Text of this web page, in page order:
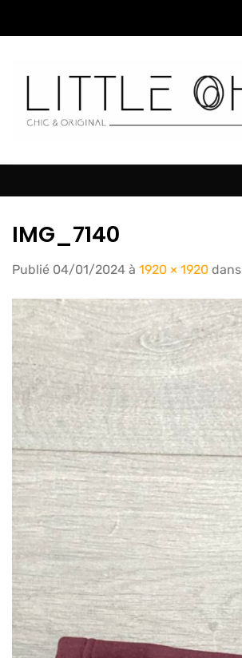
IMG_7140
Publié 04/01/2024 à 1920 × 1920 dans